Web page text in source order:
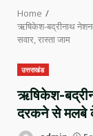
Home
ऋषिकेश-बद्रीनाथ
सवार, रास्ता जाम
उत्तराखंड
ऋषिकेश-
दरकने से मलबे के